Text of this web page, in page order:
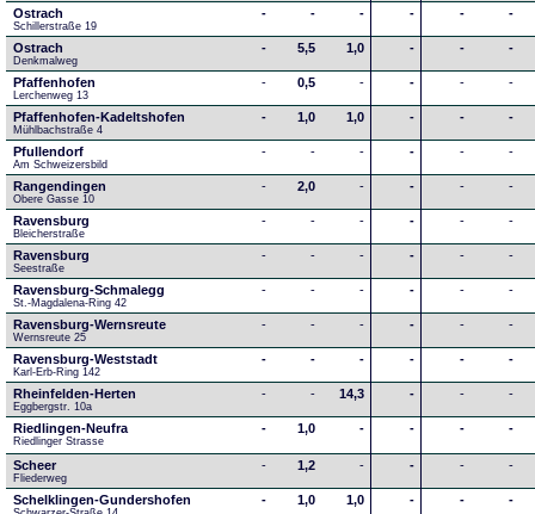
Ostrach
Schillerstraße 19
- - - - - -
Ostrach
Denkmalweg
- 5,5 1,0 - - -
Pfaffenhofen
Lerchenweg 13
- 0,5 - - - -
Pfaffenhofen-Kadeltshofen
Mühlbachstraße 4
- 1,0 1,0 - - -
Pfullendorf
Am Schweizersbild
- - - - - -
Rangendingen
Obere Gasse 10
- 2,0 - - - -
Ravensburg
Bleicherstraße
- - - - - -
Ravensburg
Seestraße
- - - - - -
Ravensburg-Schmalegg
St.-Magdalena-Ring 42
- - - - - -
Ravensburg-Wernsreute
Wernsreute 25
- - - - - -
Ravensburg-Weststadt
Karl-Erb-Ring 142
- - - - - -
Rheinfelden-Herten
Eggbergstr. 10a
- - 14,3 - - -
Riedlingen-Neufra
Riedlinger Strasse
- 1,0 - - - -
Scheer
Fliederweg
- 1,2 - - - -
Schelklingen-Gundershofen - 1,0 1,0 - - -